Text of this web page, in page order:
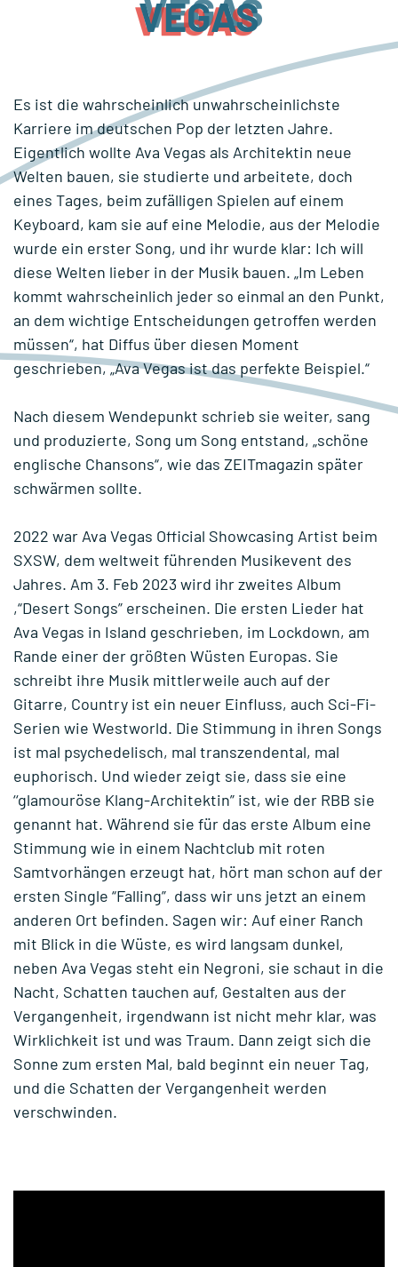
VEGAS
Es ist die wahrscheinlich unwahrscheinlichste
Karriere im deutschen Pop der letzten Jahre.
Eigentlich wollte Ava Vegas als Architektin neue
Welten bauen, sie studierte und arbeitete, doch
eines Tages, beim zufälligen Spielen auf einem
Keyboard, kam sie auf eine Melodie, aus der Melodie
wurde ein erster Song, und ihr wurde klar: Ich will
diese Welten lieber in der Musik bauen. „Im Leben
kommt wahrscheinlich jeder so einmal an den Punkt,
an dem wichtige Entscheidungen getroffen werden
müssen“, hat Diffus über diesen Moment
geschrieben, „Ava Vegas ist das perfekte Beispiel.“
Nach diesem Wendepunkt schrieb sie weiter, sang
und produzierte, Song um Song entstand, „schöne
englische Chansons“, wie das ZEITmagazin später
schwärmen sollte.
2022 war Ava Vegas Official Showcasing Artist beim
SXSW, dem weltweit führenden Musikevent des
Jahres. Am 3. Feb 2023 wird ihr zweites Album
,“Desert Songs” erscheinen. Die ersten Lieder hat
Ava Vegas in Island geschrieben, im Lockdown, am
Rande einer der größten Wüsten Europas. Sie
schreibt ihre Musik mittlerweile auch auf der
Gitarre, Country ist ein neuer Einfluss, auch Sci-Fi-
Serien wie Westworld. Die Stimmung in ihren Songs
ist mal psychedelisch, mal transzendental, mal
euphorisch. Und wieder zeigt sie, dass sie eine
‘‘glamouröse Klang-Architektin” ist, wie der RBB sie
genannt hat. Während sie für das erste Album eine
Stimmung wie in einem Nachtclub mit roten
Samtvorhängen erzeugt hat, hört man schon auf der
ersten Single “Falling”, dass wir uns jetzt an einem
anderen Ort befinden. Sagen wir: Auf einer Ranch
mit Blick in die Wüste, es wird langsam dunkel,
neben Ava Vegas steht ein Negroni, sie schaut in die
Nacht, Schatten tauchen auf, Gestalten aus der
Vergangenheit, irgendwann ist nicht mehr klar, was
Wirklichkeit ist und was Traum. Dann zeigt sich die
Sonne zum ersten Mal, bald beginnt ein neuer Tag,
und die Schatten der Vergangenheit werden
verschwinden.